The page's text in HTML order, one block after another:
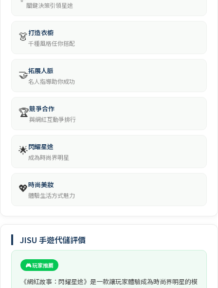
關鍵決策引領星途
👗打造衣櫥
千種風格任你搭配
🤝拓展人脈
名人指導助你成功
🏆競爭合作
與網紅互動爭排行
🌟閃耀星途
成為時尚界明星
💖時尚美妝
體驗生活方式魅力
JISU 手遊代儲評價
🎮 玩家推薦
《網紅故事：閃耀星途》是一款讓玩家體驗成為時尚界明星的模